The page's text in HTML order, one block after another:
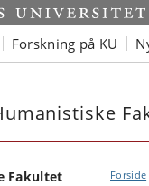
Forskning på KU
Fakultet
Forside